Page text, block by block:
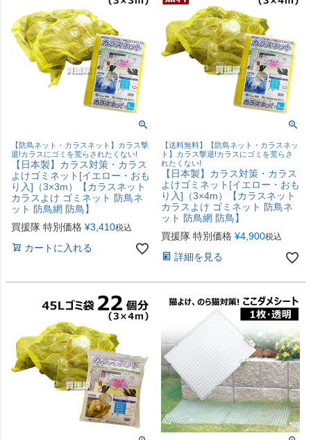
【防鳥ネット・カラスネット】カラス撃
退!カラスにゴミを荒らされたくない!
【日本製】カラス対策・カラス
よけゴミネット[イエロー・おも
り入]（3×3m）【カラスネット
カラスよけ ゴミネット 防鳥ネ
ット 防鳥網 防鳥】
買援隊 特別価格 ¥3,410税込
カートに入れる
【送料無料】【防鳥ネット・カラスネッ
ト】カラス撃退!カラスにゴミを荒らさ
れたくない!
【日本製】カラス対策・カラス
よけゴミネット[イエロー・おも
り入]（3×4m）【カラスネット
カラスよけ ゴミネット 防鳥ネ
ット 防鳥網 防鳥】
買援隊 特別価格 ¥4,900税込
詳細を見る